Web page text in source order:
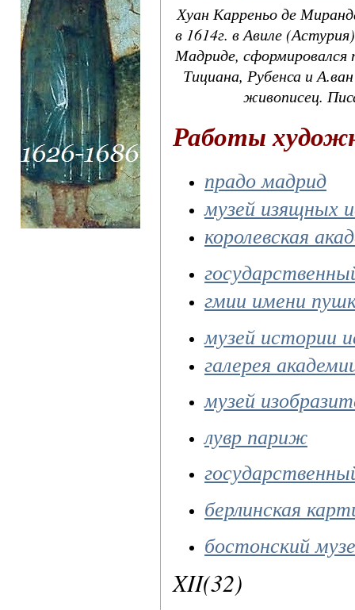
Хуан Карреньо де
в 1614г. в Авиле
Мадриде, сформировался
Тициана, Рубенса и
живописец.
Работы
прадо мадрид
музей изящных
королевская
гмии имени
музей истории
галерея
музей
лувр париж
берлинская
бостонский
XII(32)